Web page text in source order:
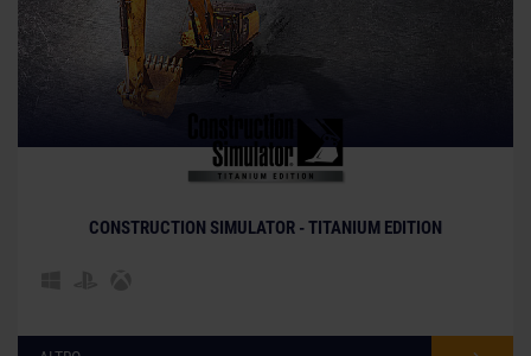
CONSTRUCTION SIMULATOR - TITANIUM EDITION